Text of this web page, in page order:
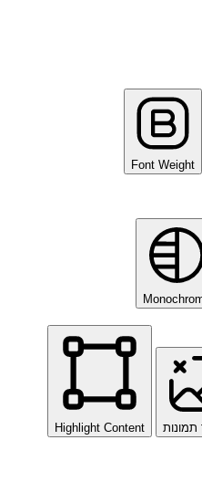
Font Weight
Highlight Content